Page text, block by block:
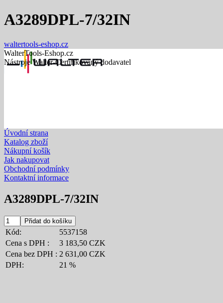
A3289DPL-7/32IN
waltertools-eshop.cz
WalterTools-Eshop.cz
Nástroje Walter-Certifikovaný dodavatel
Úvodní strana
Katalog zboží
Nákupní košík
Jak nakupovat
Obchodní podmínky
Kontaktní informace
A3289DPL-7/32IN
Kód:
5537158
Cena s DPH :
3 183,50 CZK
Cena bez DPH : 2 631,00 CZK
DPH:
21 %